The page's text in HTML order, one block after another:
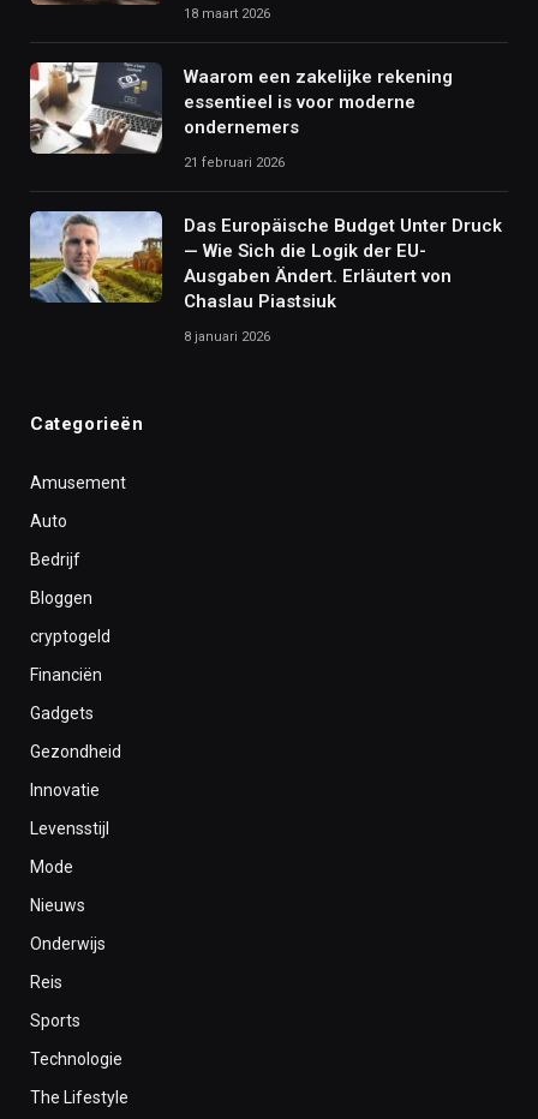
18 maart 2026
Waarom een zakelijke rekening
essentieel is voor moderne
ondernemers
21 februari 2026
Das Europäische Budget Unter Druck
— Wie Sich die Logik der EU-
Ausgaben Ändert. Erläutert von
Chaslau Piastsiuk
8 januari 2026
Categorieën
Amusement
Auto
Bedrijf
Bloggen
cryptogeld
Financiën
Gadgets
Gezondheid
Innovatie
Levensstijl
Mode
Nieuws
Onderwijs
Reis
Sports
Technologie
The Lifestyle